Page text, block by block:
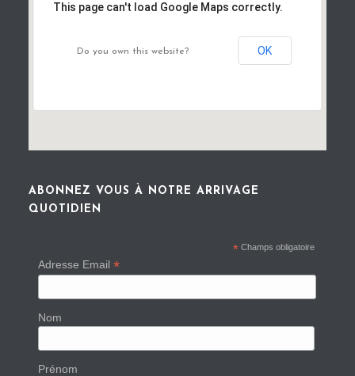
This page can't load Google Maps correctly.
Do you own this website? OK
ABONNEZ VOUS À NOTRE ARRIVAGE
QUOTIDIEN
* Champs obligatoire
Adresse Email *
Nom
Prénom